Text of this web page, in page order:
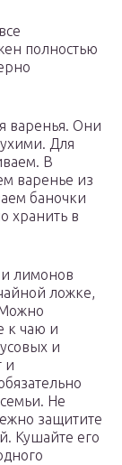
полностью
варенья. Они
Для
В
варенье из
баночки
хранить в
лимонов
ложке,
к чаю и
и
и
Не
защитите
Кушайте его